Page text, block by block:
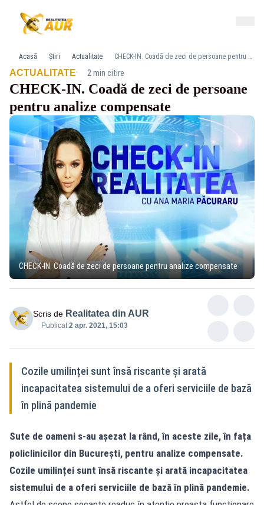
Acasă Știri Actualitate CHECK-IN. Coadă de zeci de persoane pentru analize compensate
ACTUALITATE· 2 min citire
CHECK-IN. Coadă de zeci de persoane
pentru analize compensate
CHECK-IN. Coadă de zeci de persoane pentru analize compensate
Scris de Realitatea din AUR
Publicat:2 apr. 2021, 15:03
Cozile umilinței sunt însă riscante și arată
incapacitatea sistemului de a oferi serviciile de bază
în plină pandemie
Sute de oameni s-au așezat la rând, în aceste zile, în fața
policlinicilor din București, pentru analize compensate.
Cozile umilinței sunt însă riscante și arată incapacitatea
sistemului de a oferi serviciile de bază în plină pandemie.